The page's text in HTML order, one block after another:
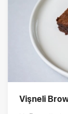
Vişneli